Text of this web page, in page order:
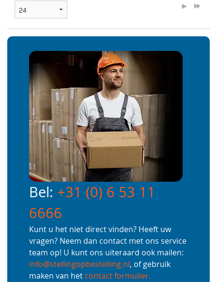
Bel: +31 (0) 6 53 11
6666
Kunt u het niet direct vinden? Heeft uw
vragen? Neem dan contact met ons service
team op! U kunt ons uiteraard ook mailen:
info@stellingopbestelling.nl, of gebruik
maken van het contact formulier.